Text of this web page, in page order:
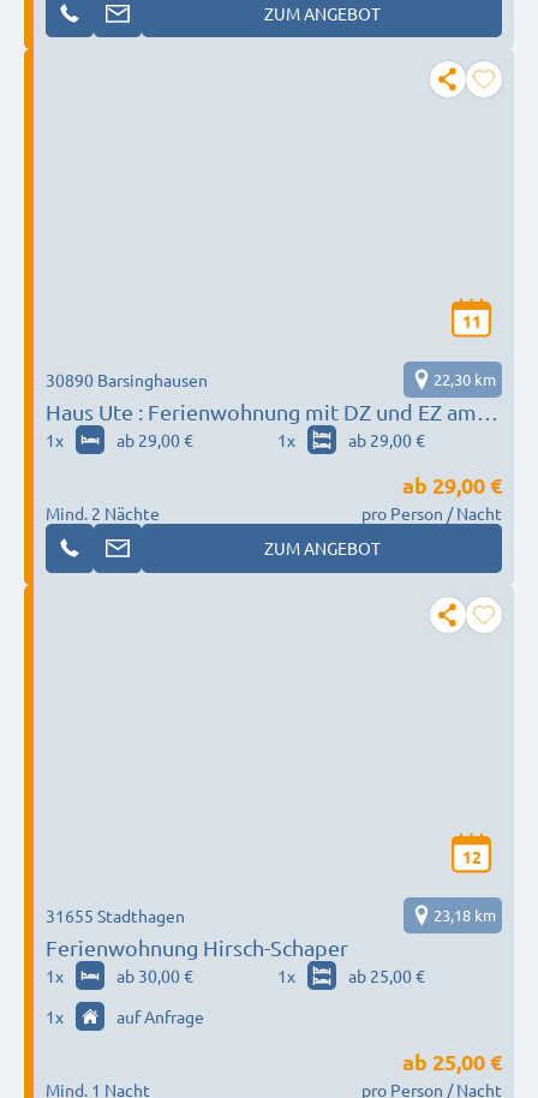
ZUM ANGEBOT
11
Haus Ute : Ferienwohnung mit DZ und EZ am
Wald / ute.kloth@t-online.de
30890 Barsinghausen 22,30 km
1x ab 29,00 € 1x ab 29,00 €
Mind. 2 Nächte
ab 29,00 €
pro Person / Nacht
ZUM ANGEBOT
12
Ferienwohnung Hirsch-Schaper
31655 Stadthagen 23,18 km
1x ab 30,00 € 1x
ab 25,00 €
1x auf Anfrage
Mind. 1 Nacht
ab 25,00 €
pro Person / Nacht